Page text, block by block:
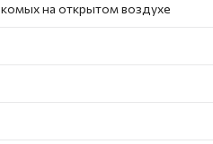
на открытом воздухе